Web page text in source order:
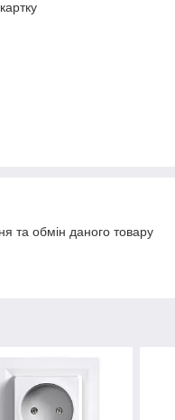
та обмін даного товару